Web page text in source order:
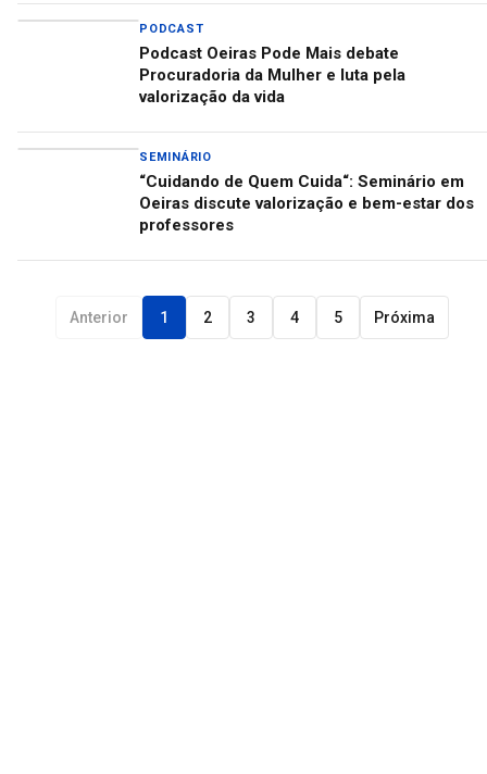
PODCAST
Podcast Oeiras Pode Mais debate
Procuradoria da Mulher e luta pela
valorização da vida
SEMINÁRIO
“Cuidando de Quem Cuida“: Seminário em
Oeiras discute valorização e bem-estar dos
professores
Anterior 1 2 3 4 5 Próxima